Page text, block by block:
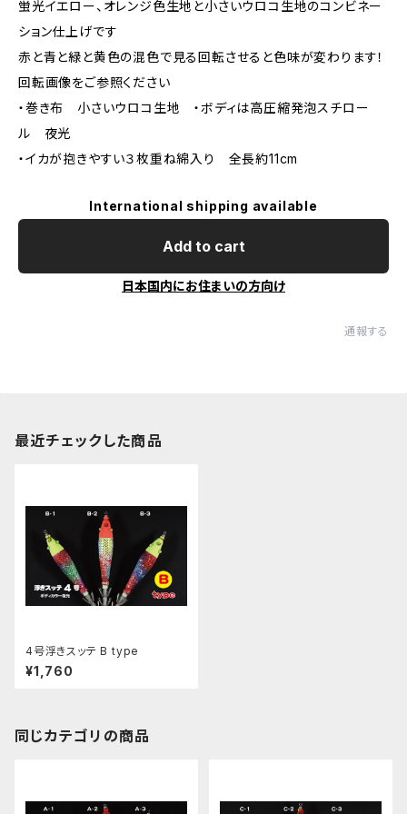
蛍光イエロー、オレンジ色生地と小さいウロコ生地のコンビネー
ション仕上げです
赤と青と緑と黄色の混色で見る回転させると色味が変わります！
回転画像をご参照ください
・巻き布 小さいウロコ生地 ・ボディは高圧縮発泡スチロー
ル 夜光
・イカが抱きやすい３枚重ね綿入り 全長約11cm
International shipping available
Add to cart
日本国内にお住まいの方向け
通報する
最近チェックした商品
4号浮きスッテ B type
¥1,760
同じカテゴリの商品